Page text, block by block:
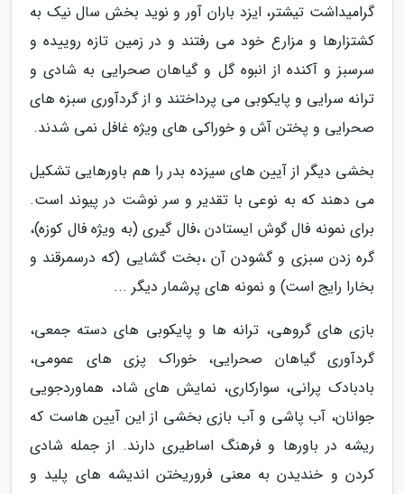
گرامیداشت تیشتر، ایزد باران آور و نوید بخش سال نیک به
کشتزارها و مزارع خود می رفتند و در زمین تازه روییده و
سرسبز و آکنده از انبوه گل و گیاهان صحرایی به شادی و
ترانه سرایی و پایکوبی می پرداختند و از گردآوری سبزه های
صحرایی و پختن آش و خوراکی های ویژه غافل نمی شدند.
بخشی دیگر از آیین های سیزده بدر را هم باورهایی تشکیل
می دهند که به نوعی با تقدیر و سر نوشت در پیوند است.
برای نمونه فال گوش ایستادن ،فال گیری (به ویژه فال کوزه)،
گره زدن سبزی و گشودن آن ،بخت گشایی (که درسمرقند و
بخارا رایج است) و نمونه های پرشمار دیگر ...
بازی های گروهی، ترانه ها و پایکوبی های دسته جمعی،
گردآوری گیاهان صحرایی، خوراک پزی های عمومی،
بادبادک پرانی، سوارکاری، نمایش های شاد، هماوردجویی
جوانان، آب پاشی و آب بازی بخشی از این آیین هاست که
ریشه در باورها و فرهنگ اساطیری دارند. از جمله شادی
کردن و خندیدن به معنی فروریختن اندیشه های پلید و